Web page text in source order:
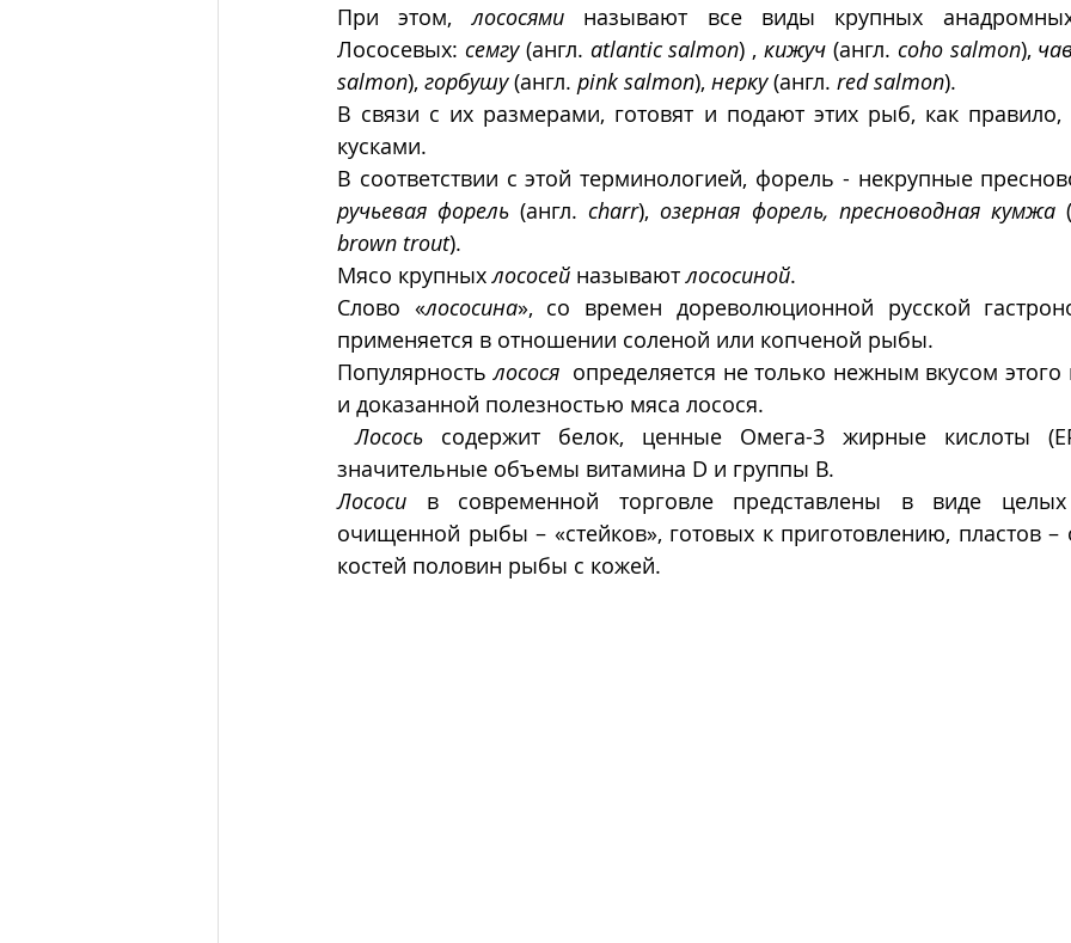
При этом, лососями называют все виды крупных
Лососевых: семгу (англ. atlantic salmon) , кижуч (англ. coho salmon),
salmon), горбушу (англ. pink salmon), нерку (англ. red salmon).
В связи с их размерами, готовят и подают этих рыб, как
кусками.
ручьевая форель (англ. charr), озерная форель, пресноводная кумжа
brown trout).
Мясо крупных лососей называют лососиной.
Слово «лососина», со времен дореволюционной русской
применяется в отношении соленой или копченой рыбы.
Популярность лосося
определяется не только нежным вкусом этого
и доказанной полезностью мяса лосося.
Лосось содержит белок, ценные Омега-3 жирные кислоты
значительные объемы витамина D и группы В.
Лососи в современной торговле представлены в виде
очищенной рыбы – «стейков», готовых к приготовлению, пластов
костей половин рыбы с кожей.